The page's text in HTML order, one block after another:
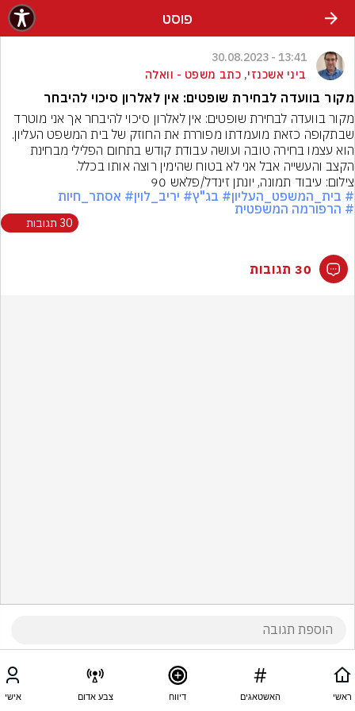
פוסט
13:41 - 30.08.2023
ביני אשכנזי, כתב משפט - וואלה
מקור בוועדה לבחירת שופטים: אין לאלרון סיכוי להיבחר
מקור בוועדה לבחירת שופטים: אין לאלרון סיכוי להיבחר אך אני מוטרד
הקצב והעשייה אבל אני לא בטוח שהימין רוצה אותו בכלל.
צילום: עיבוד תמונה, יונתן זינדל/פלאש 90
# בית_המשפט_העליון# בג"ץ# יריב_לוין# אסתר_חיות
# הרפורמה המשפטית
30 תגובות
30 תגובות
ראשי האשטאגים דיווח צבע אדום אישי